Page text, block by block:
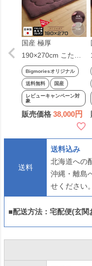
国産 極厚
190×270cm こたつ
敷き布団 厚敷 マイ
クロボア 高反発 日
本製 こたつ 敷布団
厚敷き 厚手ラグ 分
厚い ふっくらラグ
長方形 大判 ベージ
ュ ダークブラウン
Bigmoriesオリジナル
送料無料 国産
レビューキャンペーン対
象
販売価格 38,000
送料
送料込み
北海道への
沖縄・離島
せください。
■配送方法：宅配便(玄関